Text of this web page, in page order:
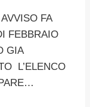
FA
FEBBRAIO
GIA
L’ELENCO